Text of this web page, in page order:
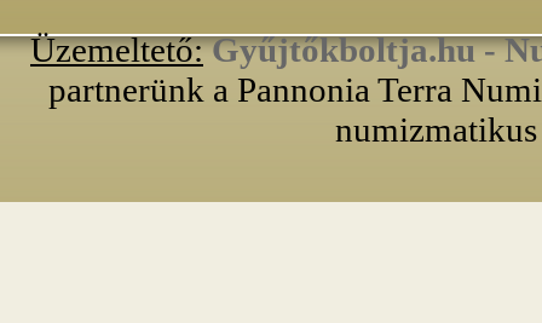
Üzemeltető: Gyűjtőkboltja.hu -
partnerünk a Pannonia Terra
numizmatikus